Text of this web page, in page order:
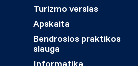
Turizmo verslas
Apskaita
Bendrosios praktikos
slauga